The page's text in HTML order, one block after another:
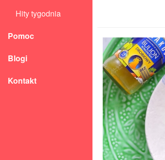
Hity tygodnia
Pomoc
Blogi
Kontakt